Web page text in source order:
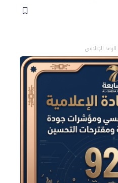
الإعلامي